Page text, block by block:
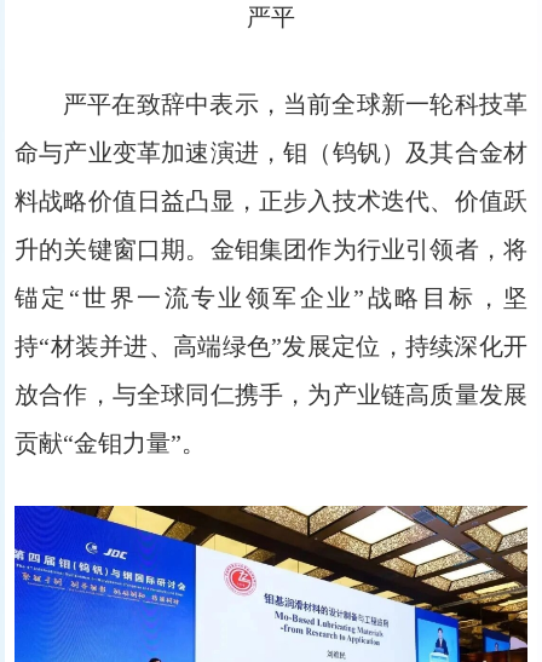
严平
严平在致辞中表示，当前全球新一轮科技革
命与产业变革加速演进，钼（钨钒）及其合金材
料战略价值日益凸显，正步入技术迭代、价值跃
升的关键窗口期。金钼集团作为行业引领者，将
锚定“世界一流专业领军企业”战略目标，坚
持“材装并进、高端绿色”发展定位，持续深化开
放合作，与全球同仁携手，为产业链高质量发展
贡献“金钼力量”。